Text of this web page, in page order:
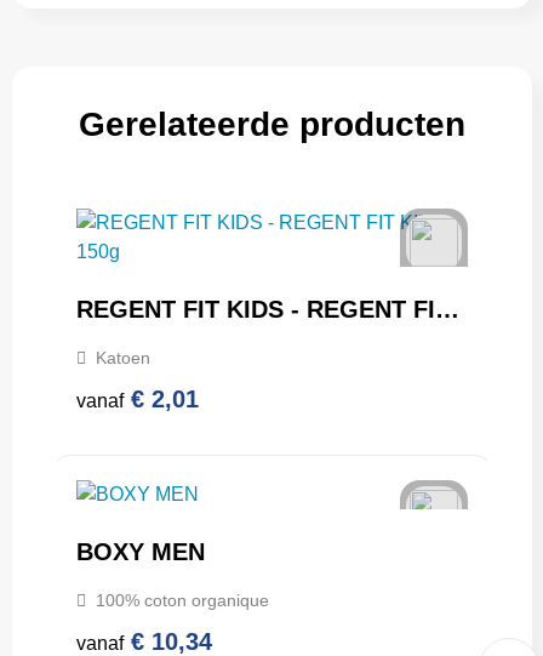
Gerelateerde producten
REGENT FIT KIDS - REGENT FIT KIND 150g
Katoen
vanaf € 2,01
BOXY MEN
100% coton organique
vanaf € 10,34